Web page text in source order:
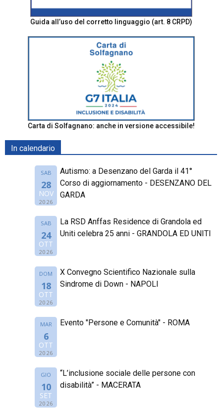
Guida all’uso del corretto linguaggio (art. 8 CRPD)
Carta di Solfagnano: anche in versione accessibile!
In calendario
SAB
28
NOV
2026
Autismo: a Desenzano del Garda il 41°
Corso di aggiornamento - DESENZANO DEL
GARDA
SAB
24
OTT
2026
La RSD Anffas Residence di Grandola ed
Uniti celebra 25 anni - GRANDOLA ED UNITI
DOM
18
OTT
2026
X Convegno Scientifico Nazionale sulla
Sindrome di Down - NAPOLI
MAR
6
OTT
2026
Evento "Persone e Comunità" - ROMA
GIO
10
SET
2026
“L’inclusione sociale delle persone con
disabilità” - MACERATA